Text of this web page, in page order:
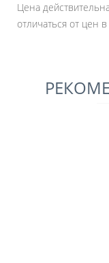
Цена
отличаться от цен